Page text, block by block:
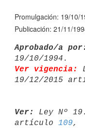
Promulgación: 19/10/
Publicación: 21/11/
Aprobado/a
Ver vigencia:
19/12/2015
Ver:
Ley Nº
artículo 109,